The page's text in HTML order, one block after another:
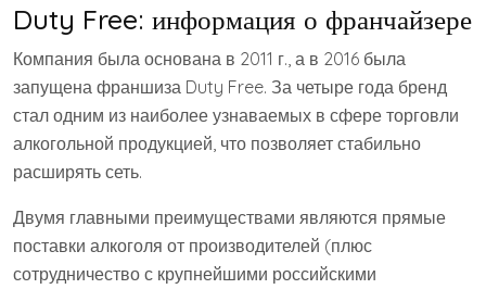
Duty Free: информация о франчайзере
Компания была основана в 2011 г., а в 2016 была
запущена франшиза Duty Free. За четыре года бренд
стал одним из наиболее узнаваемых в сфере торговли
алкогольной продукцией, что позволяет стабильно
расширять сеть.
Двумя главными преимуществами являются прямые
поставки алкоголя от производителей (плюс
сотрудничество с крупнейшими российскими